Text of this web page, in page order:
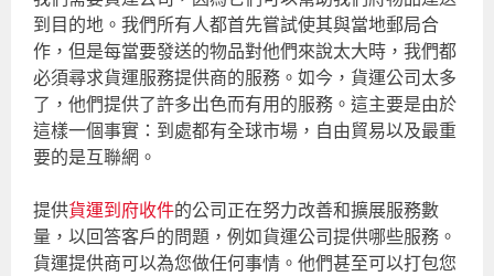
到目的地。我們所有人都首先嘗試使其與當地郵局合
作，但是每當要發送的物品對他們來說太大時，我們都
必須尋求貨運服務提供商的服務。如今，貨運公司太多
了，他們提供了許多出色而有用的服務。這主要是由於
這樣一個事實：到處都有全球市場，自由貿易以及最重
要的是互聯網。
提供貨運到府收件的公司正在努力改善和擴展服務數
量，以回答客戶的問題，例如貨運公司提供哪些服務。
貨運提供商可以為您做任何事情。他們甚至可以打包您